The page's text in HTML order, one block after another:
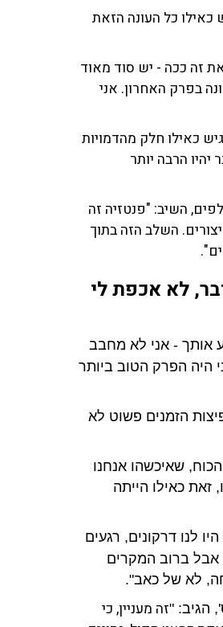
כאילו כל העונה הזאת
זה ככה - יש סוד מאוד
בפרק האחרון. אני
כאילו חלק מהדמויות
הרבה יותר
השיב: "פנטזיה זה
השלב הזה בתוך
לא אכפת לי
אותך - אני לא מחבב
היה הפרק הטוב ביותר
הזמנים פשוט לא
שאיכשהו אנחנו
כאילו הייתה
לנו דרקונים, רגעים
אבל ברוב המקרים
לא של כאב".
הגיב: "זה מעניין, כי